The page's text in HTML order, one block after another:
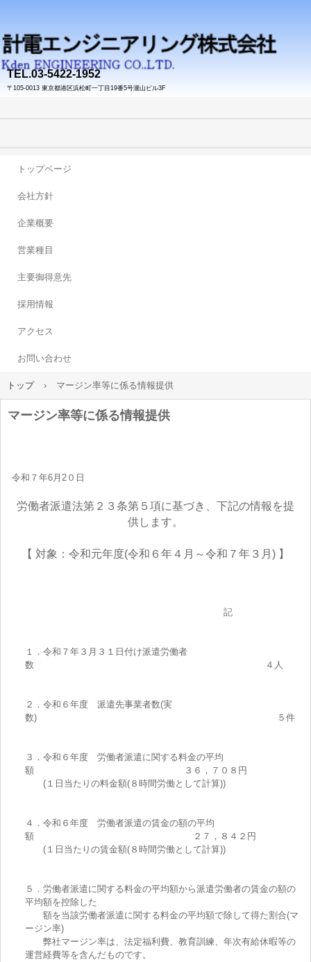
TEL.03-5422-1952
〒105-0013 東京都港区浜松町一丁目19番5号瀧山ビル3F
トップページ
会社方針
企業概要
営業種目
主要御得意先
採用情報
アクセス
お問い合わせ
トップ › マージン率等に係る情報提供
マージン率等に係る情報提供
令和７年6月2０日
労働者派遣法第２３条第５項に基づき、下記の情報を提
供します。
【 対象：令和元年度(令和６年４月～令和７年３月) 】
記
１．令和７年３月３１日付け派遣労働者
数 ４人
２．令和６年度 派遣先事業者数(実
数) ５件
３．令和６年度 労働者派遣に関する料金の平均
額 ３６，７０８円
(１日当たりの料金額(８時間労働として計算))
４．令和６年度 労働者派遣の賃金の額の平均
額 ２７，８４２円
(１日当たりの賃金額(８時間労働として計算))
５．労働者派遣に関する料金の平均額から派遣労働者の賃金の額の
平均額を控除した
額を当該労働者派遣に関する料金の平均額で除して得た割合(マ
ージン率)
弊社マージン率は、法定福利費、教育訓練、年次有給休暇等の
運営経費等を含んだものです。